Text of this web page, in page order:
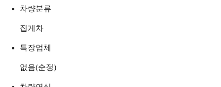
차량분류
집게차
특장업체
없음(순정)